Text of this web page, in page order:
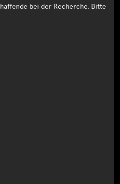
bei der Recherche. Bitte